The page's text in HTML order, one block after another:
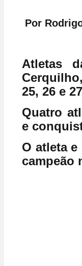
Por
Atletas
25, 26 e
Quatro
e
O atleta
campeão